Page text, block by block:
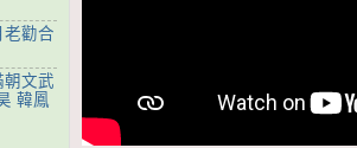
勸合
文武
韓鳳